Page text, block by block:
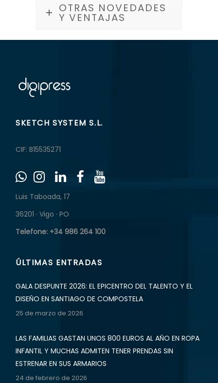
OTRAS NOVEDADES
Y VENTAJAS
SKETCH SYSTEM S.L.
CIF: B15535271
Luis Taboada, 17
36201 · Vigo · PO
Telefone: +34 986 264 100
ÚLTIMAS ENTRADAS
GALA DESPUNTE 2026: EL EPICENTRO DEL TALENTO Y EL
DISEÑO EN SANTIAGO DE COMPOSTELA
25 de marzo de 2026
LAS FAMILIAS GASTAN UNOS 800 EUROS AL AÑO EN ROPA
INFANTIL Y MUCHAS ADMITEN TENER PRENDAS SIN
ESTRENAR EN SUS ARMARIOS
24 de febrero de 2026